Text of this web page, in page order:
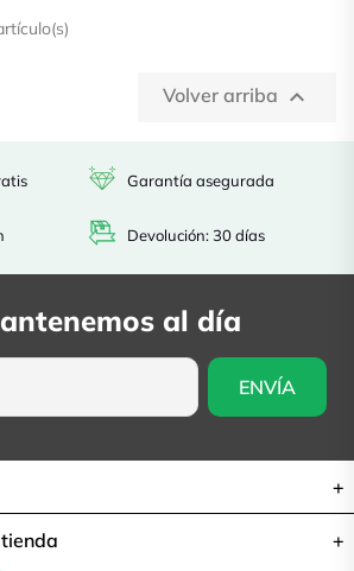
Volver arriba 
Garantía asegurada
Devolución: 30 días
al día